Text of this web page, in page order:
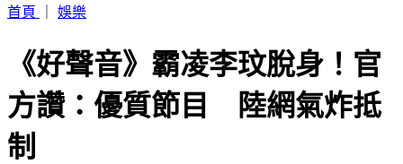
首頁
娛樂
《好聲音》霸凌李玟脫身！官
方讚：優質節目 陸網氣炸抵
制